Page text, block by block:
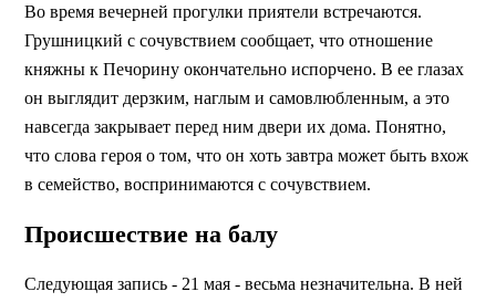
Во время вечерней прогулки приятели встречаются.
Грушницкий с сочувствием сообщает, что отношение
княжны к Печорину окончательно испорчено. В ее глазах
он выглядит дерзким, наглым и самовлюбленным, а это
навсегда закрывает перед ним двери их дома. Понятно,
что слова героя о том, что он хоть завтра может быть вхож
в семейство, воспринимаются с сочувствием.
Происшествие на балу
Следующая запись - 21 мая - весьма незначительна. В ней